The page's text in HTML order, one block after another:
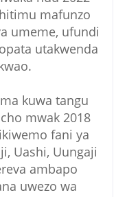
mafunzo
umeme, ufundi
utakwenda
kuwa tangu
mwak 2018
fani ya
Uashi, Uungaji
ambapo
uwezo wa